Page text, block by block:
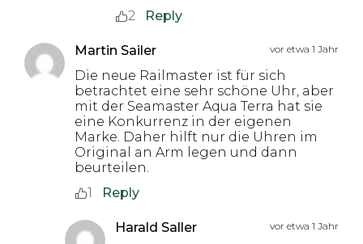
2
Reply
Martin Sailer vor etwa 1 Jahr
Die neue Railmaster ist für sich
betrachtet eine sehr schöne Uhr, aber
mit der Seamaster Aqua Terra hat sie
eine Konkurrenz in der eigenen
Marke. Daher hilft nur die Uhren im
Original an Arm legen und dann
beurteilen.
1
Reply
Harald Saller vor etwa 1 Jahr